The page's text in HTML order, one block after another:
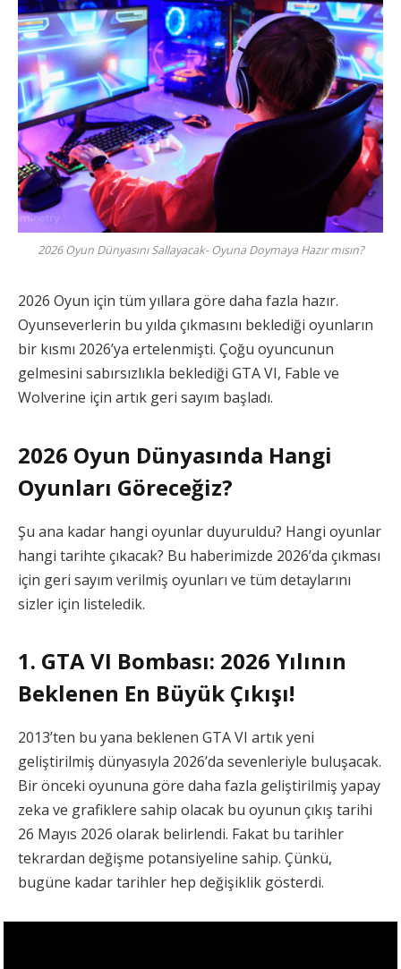
2026 Oyun Dünyasını Sallayacak- Oyuna Doymaya Hazır mısın?
2026 Oyun için tüm yıllara göre daha fazla hazır.
Oyunseverlerin bu yılda çıkmasını beklediği oyunların
bir kısmı 2026’ya ertelenmişti. Çoğu oyuncunun
gelmesini sabırsızlıkla beklediği GTA VI, Fable ve
Wolverine için artık geri sayım başladı.
2026 Oyun Dünyasında Hangi
Oyunları Göreceğiz?
Şu ana kadar hangi oyunlar duyuruldu? Hangi oyunlar
hangi tarihte çıkacak? Bu haberimizde 2026’da çıkması
için geri sayım verilmiş oyunları ve tüm detaylarını
sizler için listeledik.
1. GTA VI Bombası: 2026 Yılının
Beklenen En Büyük Çıkışı!
2013’ten bu yana beklenen GTA VI artık yeni
geliştirilmiş dünyasıyla 2026’da sevenleriyle buluşacak.
Bir önceki oyununa göre daha fazla geliştirilmiş yapay
zeka ve grafiklere sahip olacak bu oyunun çıkış tarihi
26 Mayıs 2026 olarak belirlendi. Fakat bu tarihler
tekrardan değişme potansiyeline sahip. Çünkü,
bugüne kadar tarihler hep değişiklik gösterdi.